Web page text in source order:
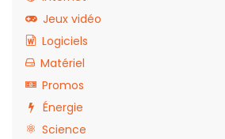
Jeux vidéo
Logiciels
Matériel
Promos
Énergie
Science